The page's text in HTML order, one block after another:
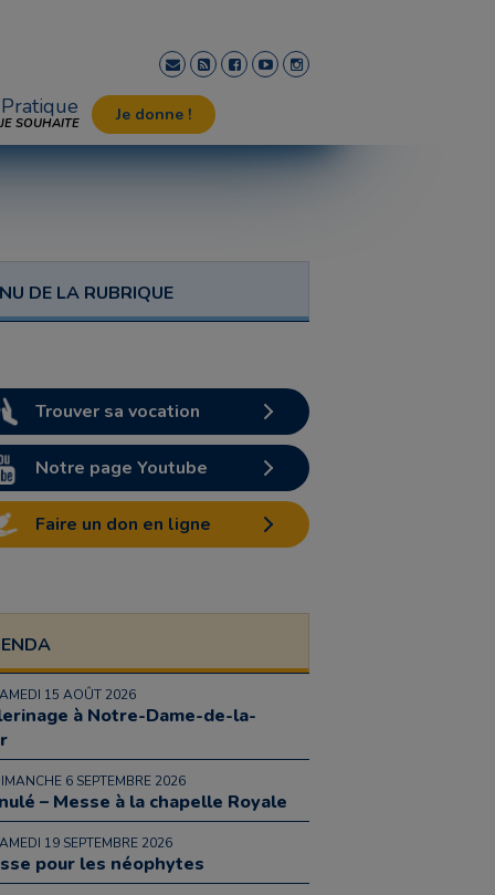
Pratique
JE SOUHAITE Je donne !
DE LA RUBRIQUE
Trouver sa vocation
Notre page Youtube
Faire un don en ligne
15 AOÛT 2026
à Notre-Dame-de-la-
6 SEPTEMBRE 2026
– Messe à la chapelle Royale
19 SEPTEMBRE 2026
pour les néophytes